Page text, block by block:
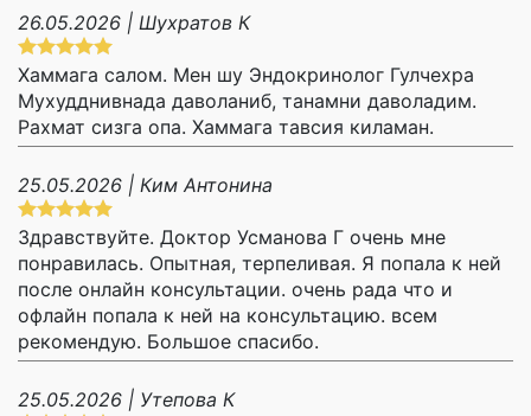
26.05.2026 | Шухратов К
Хаммага салом. Мен шу Эндокринолог Гулчехра
Мухудднивнада даволаниб, танамни даволадим.
Рахмат сизга опа. Хаммага тавсия киламан.
25.05.2026 | Ким Антонина
Здравствуйте. Доктор Усманова Г очень мне
понравилась. Опытная, терпеливая. Я попала к ней
после онлайн консультации. очень рада что и
офлайн попала к ней на консультацию. всем
рекомендую. Большое спасибо.
25.05.2026 | Утепова К